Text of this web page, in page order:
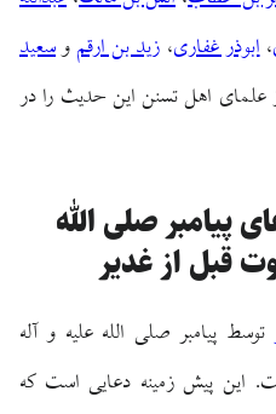
،ابوذر غفاری،زید بن ارقموسعید
۶۵ نفر از علمای اهل تسنن این حدیث را در
پیامبر صلی الله
قبل از غدیر
توسط پیامبر صلی الله علیه و آله
این پیش زمینه دعایی است که